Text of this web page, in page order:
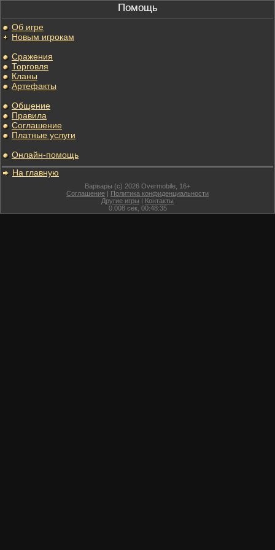
Помощь
Об игре
Новым игрокам
Сражения
Торговля
Кланы
Артефакты
Общение
Правила
Соглашение
Платные услуги
Онлайн-помощь
На главную
Варвары (c) 2026 Overmobile, 16+
Соглашение | Политика конфиденциальности
Другие игры | Контакты
0.008сек, 00:48:35